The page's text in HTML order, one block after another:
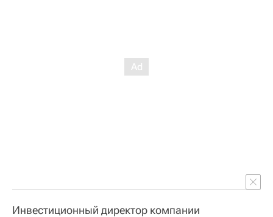
Инвестиционный директор компании